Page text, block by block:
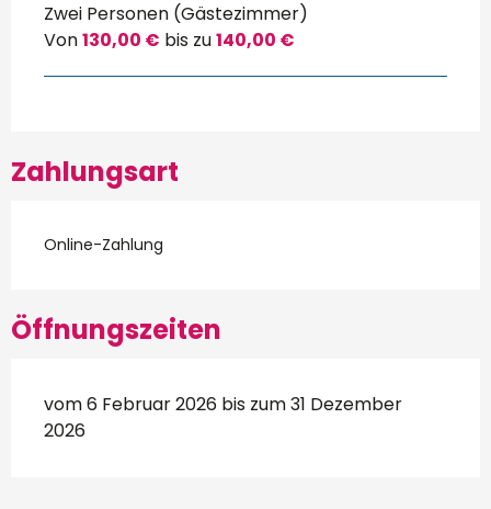
Zwei Personen (Gästezimmer)
Von130,00 € bis zu140,00 €
Zahlungsart
Online-Zahlung
Öffnungszeiten
vom 6 Februar 2026 bis zum 31 Dezember
2026